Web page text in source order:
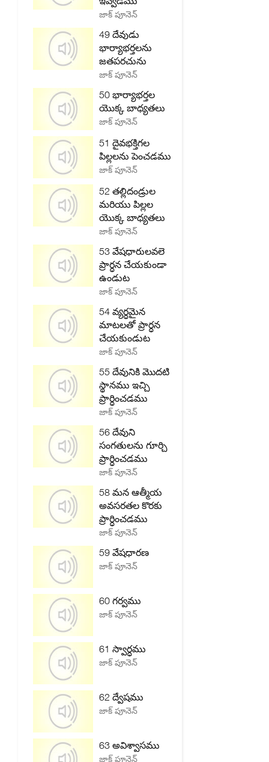
జాక్ పూనెన్
49 దేవుడు
భార్యాభర్తలను
జతపరచును
జాక్ పూనెన్
50 భార్యాభర్తల
యొక్క బాధ్యతలు
జాక్ పూనెన్
51 దైవభక్తిగల
పిల్లలను పెంచడము
జాక్ పూనెన్
52 తల్లిదండ్రుల
మరియు పిల్లల
యొక్క బాధ్యతలు
జాక్ పూనెన్
53 వేషధారులవలె
ప్రార్ధన చేయకుండా
ఉండుట
జాక్ పూనెన్
54 వ్యర్ధమైన
మాటలతో ప్రార్ధన
చేయకుండుట
జాక్ పూనెన్
55 దేవునికి మొదటి
స్థానము ఇచ్చి
ప్రార్ధించడము
జాక్ పూనెన్
56 దేవుని
సంగతులను గూర్చి
ప్రార్ధించడము
జాక్ పూనెన్
58 మన ఆత్మీయ
అవసరతల కొరకు
ప్రార్ధించడము
జాక్ పూనెన్
59 వేషధారణ
జాక్ పూనెన్
60 గర్వము
జాక్ పూనెన్
61 స్వార్ధము
జాక్ పూనెన్
62 ద్వేషము
జాక్ పూనెన్
63 అవిశ్వాసము
జాక్ పూనెన్